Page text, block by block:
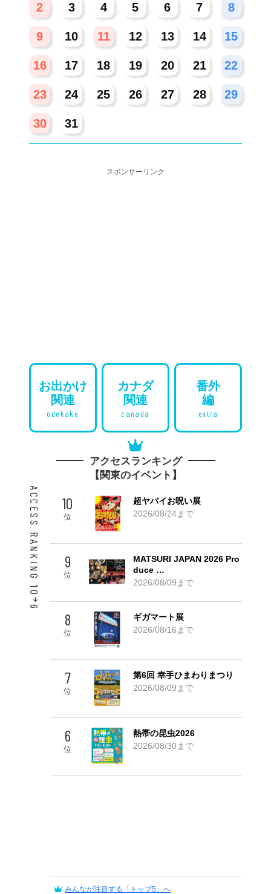
2 3 4 5 6 7 8
9 10 11 12 13 14 15
16 17 18 19 20 21 22
23 24 25 26 27 28 29
30 31
スポンサーリンク
お出かけ
関連
odekake
カナダ
関連
canada
番外
編
extra
アクセスランキング
【関東のイベント】
ACCESS RANKING 10
6
10
位
超ヤバイお呪い展
2026/08/24まで
9
位
MATSURI JAPAN 2026 Pro
duce …
2026/08/09まで
8
位
ギガマート展
2026/08/16まで
7
位
第6回 幸手ひまわりまつり
2026/08/09まで
6
位
熱帯の昆虫2026
2026/08/30まで
みんなが注目する「トップ5」へ